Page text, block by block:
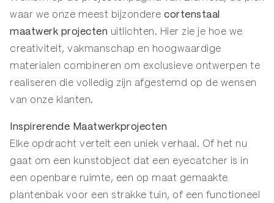
waar we onze meest bijzondere cortenstaal
maatwerk projecten uitlichten. Hier zie je hoe we
creativiteit, vakmanschap en hoogwaardige
materialen combineren om exclusieve ontwerpen te
realiseren die volledig zijn afgestemd op de wensen
van onze klanten.
Inspirerende Maatwerkprojecten
Elke opdracht vertelt een uniek verhaal. Of het nu
gaat om een kunstobject dat een eyecatcher is in
een openbare ruimte, een op maat gemaakte
plantenbak voor een strakke tuin, of een functioneel